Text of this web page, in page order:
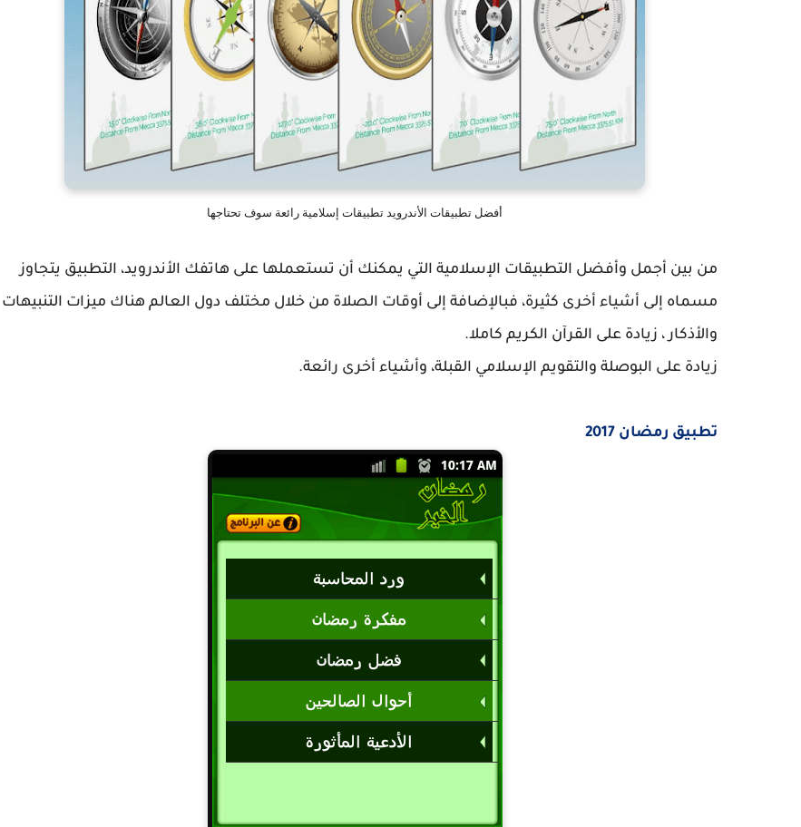
أفضل تطبيقات الأندرويد تطبيقات إسلامية رائعة سوف تحتاجها
من بين أجمل وأفضل التطبيقات الإسلامية التي يمكنك أن تستعملها على هاتفك الأندرويد، التطبيق يتجاوز
مسماه إلى أشياء أخرى كثيرة، فبالإضافة إلى أوقات الصلاة من خلال مختلف دول العالم هناك ميزات التنبيهات
والأذكار ، زيادة على القرآن الكريم كاملا.
زيادة على البوصلة والتقويم الإسلامي القبلة، وأشياء أخرى رائعة.
تطبيق رمضان 2017